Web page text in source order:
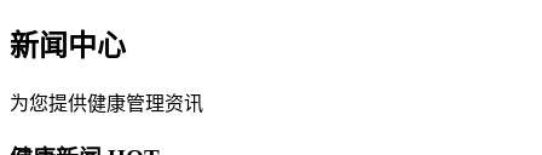
新闻中心
为您提供健康管理资讯